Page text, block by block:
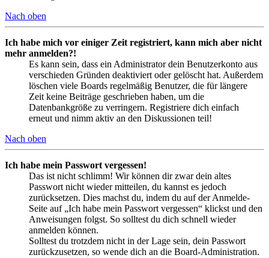
Nach oben
Ich habe mich vor einiger Zeit registriert, kann mich aber nicht
mehr anmelden?!
Es kann sein, dass ein Administrator dein Benutzerkonto aus
verschieden Gründen deaktiviert oder gelöscht hat. Außerdem
löschen viele Boards regelmäßig Benutzer, die für längere
Zeit keine Beiträge geschrieben haben, um die
Datenbankgröße zu verringern. Registriere dich einfach
erneut und nimm aktiv an den Diskussionen teil!
Nach oben
Ich habe mein Passwort vergessen!
Das ist nicht schlimm! Wir können dir zwar dein altes
Passwort nicht wieder mitteilen, du kannst es jedoch
zurücksetzen. Dies machst du, indem du auf der Anmelde-
Seite auf „Ich habe mein Passwort vergessen“ klickst und den
Anweisungen folgst. So solltest du dich schnell wieder
anmelden können.
Solltest du trotzdem nicht in der Lage sein, dein Passwort
zurückzusetzen, so wende dich an die Board-Administration.